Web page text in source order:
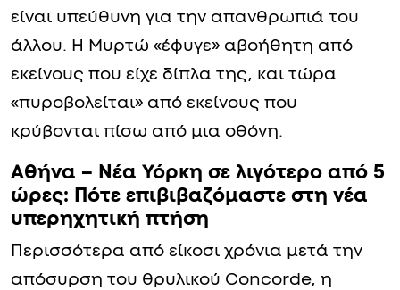
είναι υπεύθυνη για την απανθρωπιά του
άλλου. Η Μυρτώ «έφυγε» αβοήθητη από
εκείνους που είχε δίπλα της, και τώρα
«πυροβολείται» από εκείνους που
κρύβονται πίσω από μια οθόνη.
Αθήνα – Νέα Υόρκη σε λιγότερο από 5
ώρες: Πότε επιβιβαζόμαστε στη νέα
υπερηχητική πτήση
Περισσότερα από είκοσι χρόνια μετά την
απόσυρση του θρυλικού Concorde, η